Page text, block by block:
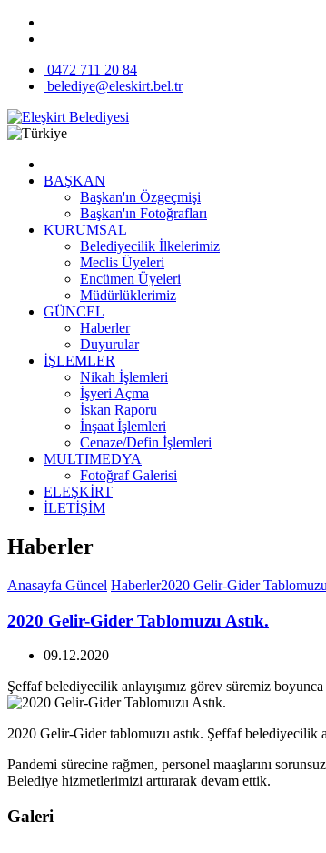
0472 711 20 84
belediye@eleskirt.bel.tr
BAŞKAN
Başkan'ın Özgeçmişi
Başkan'ın Fotoğrafları
KURUMSAL
Belediyecilik İlkelerimiz
Meclis Üyeleri
Encümen Üyeleri
Müdürlüklerimiz
GÜNCEL
Haberler
Duyurular
İŞLEMLER
Nikah İşlemleri
İşyeri Açma
İskan Raporu
İnşaat İşlemleri
Cenaze/Defin İşlemleri
MULTIMEDYA
Fotoğraf Galerisi
ELEŞKİRT
İLETİŞİM
Haberler
Anasayfa Güncel Haberler2020 Gelir-Gider
2020 Gelir-Gider Tablomuzu Astık.
09.12.2020
Şeffaf belediyecilik anlayışımız görev süremiz
2020 Gelir-Gider tablomuzu astık. Şeffaf belediyecilik
Pandemi sürecine rağmen, personel maaşlarını
Belediye hizmetlerimizi arttırarak devam ettik.
Galeri